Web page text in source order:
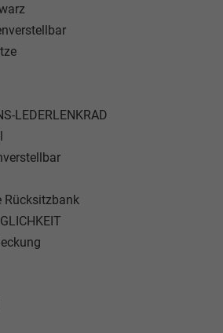
LEDERLENKRAD
Rücksitzbank